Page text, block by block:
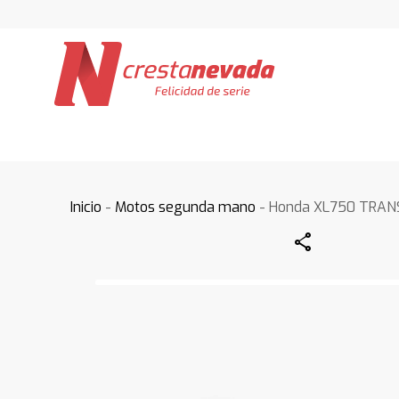
Inicio - Motos segunda mano - Honda XL750
Share